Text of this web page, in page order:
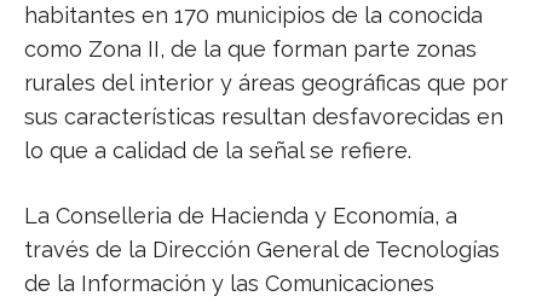
habitantes en 170 municipios de la conocida
como Zona II, de la que forman parte zonas
rurales del interior y áreas geográficas que por
sus características resultan desfavorecidas en
lo que a calidad de la señal se refiere.
La Conselleria de Hacienda y Economía, a
través de la Dirección General de Tecnologías
de la Información y las Comunicaciones